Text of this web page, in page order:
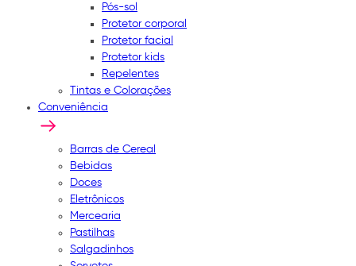
Pós-sol
Protetor corporal
Protetor facial
Protetor kids
Repelentes
Tintas e Colorações
Conveniência
Barras de Cereal
Bebidas
Doces
Eletrônicos
Mercearia
Pastilhas
Salgadinhos